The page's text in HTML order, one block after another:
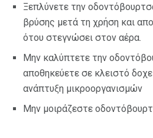
Ξεπλύνετε την
βρύσης μετά τη χρήση και
ότου στεγνώσει στον αέρα.
Μην καλύπτετε την
αποθηκεύετε σε κλειστό
ανάπτυξη μικροοργανισμών
Μην μοιράζεστε